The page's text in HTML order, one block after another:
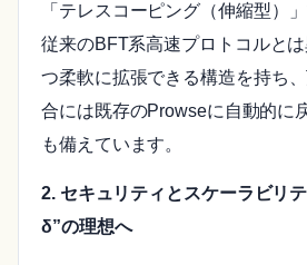
「テレスコーピング（伸縮型）
従来のBFT系高速プロトコルと
つ柔軟に拡張できる構造を持ち
合には既存のProwseに自動的に
も備えています。
2. セキュリティとスケーラビリ
δ”の理想へ